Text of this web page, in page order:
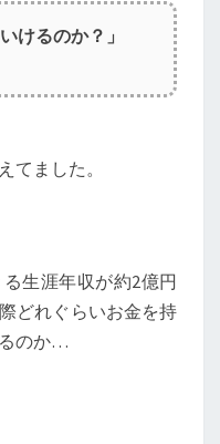
けるのか？」
てました。
生涯年収が約2億円
どれぐらいお金を持
のか…